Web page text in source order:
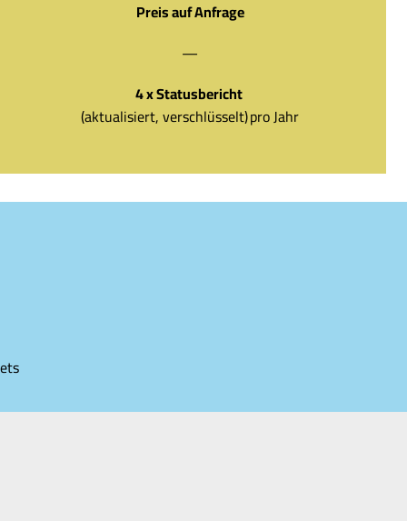
Preis auf Anfrage
—
4 x Statusbericht
(aktualisiert, verschlüsselt) pro Jahr